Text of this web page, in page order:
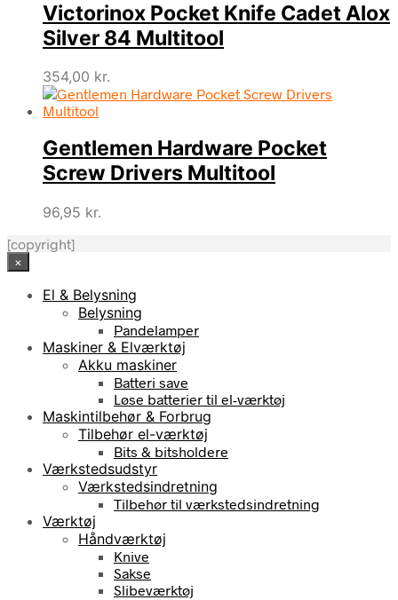
Victorinox Pocket Knife Cadet Alox
Silver 84 Multitool
354,00 kr.
Gentlemen Hardware Pocket
Screw Drivers Multitool
96,95 kr.
[copyright]
×
El & Belysning
Belysning
Pandelamper
Maskiner & Elværktøj
Akku maskiner
Batteri save
Løse batterier til el-værktøj
Maskintilbehør & Forbrug
Tilbehør el-værktøj
Bits & bitsholdere
Værkstedsudstyr
Værkstedsindretning
Tilbehør til værkstedsindretning
Værktøj
Håndværktøj
Knive
Sakse
Slibeværktøj